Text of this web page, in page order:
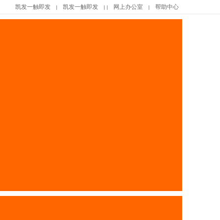
凯发一触即发 | 凯发一触即发 | | 网上办公室 | 帮助中心